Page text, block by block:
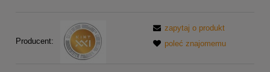
Producent:
zapytaj o produkt
poleć znajomemu